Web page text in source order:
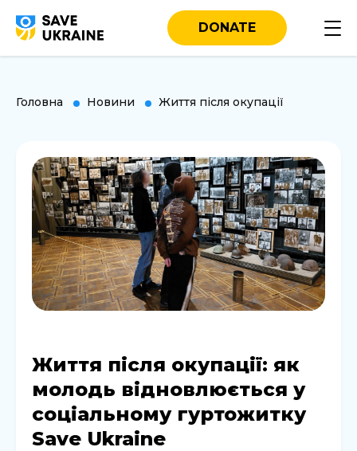
DONATE
Головна Новини Життя після окупації
Життя після окупації: як
молодь відновлюється у
соціальному гуртожитку
Save Ukraine